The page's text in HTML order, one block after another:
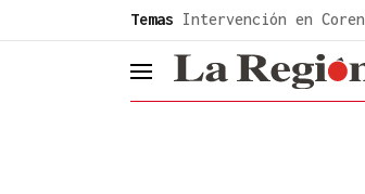
Temas Intervención en Coren
header.menu.open